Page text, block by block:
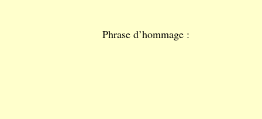
Phrase d’hommage :